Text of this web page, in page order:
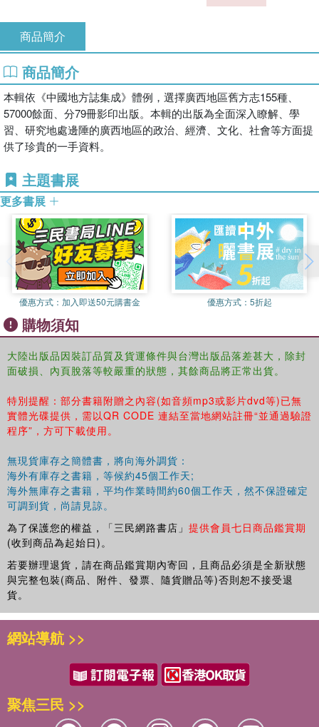
商品簡介
商品簡介
本輯依《中國地方誌集成》體例，選擇廣西地區舊方志155種、
57000餘面、分79冊影印出版。本輯的出版為全面深入瞭解、學
習、研究地處邊陲的廣西地區的政治、經濟、文化、社會等方面提
供了珍貴的一手資料。
主題書展
更多書展
優惠方式： 加入即送50元購書金 優惠方式： 5折起
購物須知
大陸出版品因裝訂品質及貨運條件與台灣出版品落差甚大，除封
面破損、內頁脫落等較嚴重的狀態，其餘商品將正常出貨。
特別提醒：部分書籍附贈之內容(如音頻mp3或影片dvd等)已無
實體光碟提供，需以QR CODE 連結至當地網站註冊“並通過驗證
程序”，方可下載使用。
無現貨庫存之簡體書，將向海外調貨：
海外有庫存之書籍，等候約45個工作天;
海外無庫存之書籍，平均作業時間約60個工作天，然不保證確定
可調到貨，尚請見諒。
為了保護您的權益，「三民網路書店」 提供會員七日商品鑑賞期
(收到商品為起始日)。
若要辦理退貨，請在商品鑑賞期內寄回，且商品必須是全新狀態
與完整包裝(商品、附件、發票、隨貨贈品等)否則恕不接受退
貨。
網站導航 >>
聚焦三民 >>